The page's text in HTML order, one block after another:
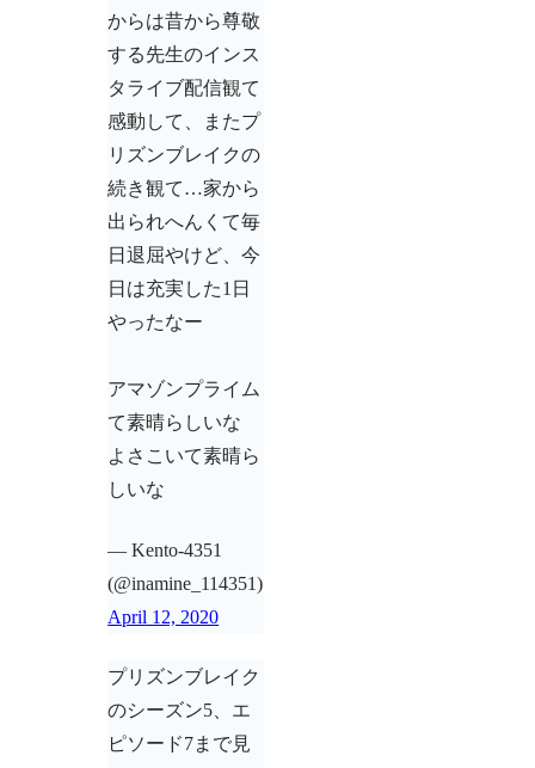
からは昔から尊敬
する先生のインス
タライブ配信観て
感動して、またプ
リズンブレイクの
続き観て…家から
出られへんくて毎
日退屈やけど、今
日は充実した1日
やったなー
アマゾンプライム
て素晴らしいな
よさこいて素晴ら
しいな
— Kento-4351
(@inamine_114351)
April 12, 2020
プリズンブレイク
のシーズン5、エ
ピソード7まで見